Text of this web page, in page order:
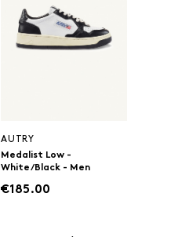
AUTRY
Medalist Low -
White/Black - Men
€185.00